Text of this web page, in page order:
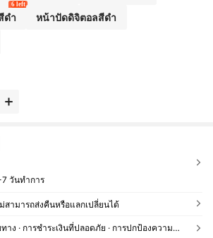
ดำ
6 left
หน้าปัดดิจิตอลสีดำ
วันทำการ
ามารถส่งคืนหรือแลกเปลี่ยนได้
มีบริการเก็บเงินปลายทาง · การชำระเงินที่ปลอดภัย · การปกป้องความเป็นส่วนตัว